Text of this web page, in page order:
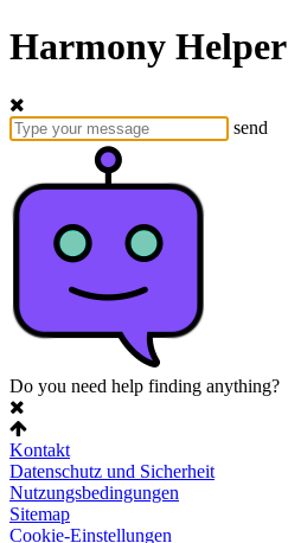
Harmony Helper
send
Do you need help finding anything?
Kontakt
Datenschutz und Sicherheit
Nutzungsbedingungen
Sitemap
Cookie-Einstellungen